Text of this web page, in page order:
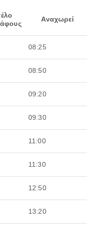
Αναχωρεί
08:25
08:50
09:20
09:30
11:00
11:30
12:50
13:20